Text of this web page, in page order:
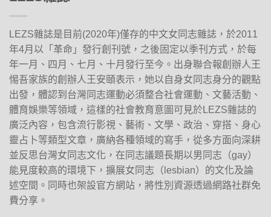
LEZS雜誌是目前(2020年)僅存的中文女同志雜誌，於2011
年4月以「革命」發行創刊號，之後固定以季刊方式，於每
年一月、四月、七月、十月發行至今。出身聯合報創辦人王
惕吾家族的創辦人王安頤表示，她以自身女同志身分的觀點
出發，體認到台灣同志運動必須整合社會運動、文藝活動、
體育娛樂等領域，這樣的社會教育意圖可見於LEZS雜誌的
廣泛內容，包含流行影視、藝術、文學、政治、穿搭、身心
靈占卜等類型文章，廣納各種領域的寫手，從多方面向深耕
並反思台灣女同志文化，在同志議題長期以男同志（gay）
能見度較高的環境下，擴展女同志（lesbian）的文化及論
述空間。同時也架設官方網站，將性別資源透過網路社群免
費分享。